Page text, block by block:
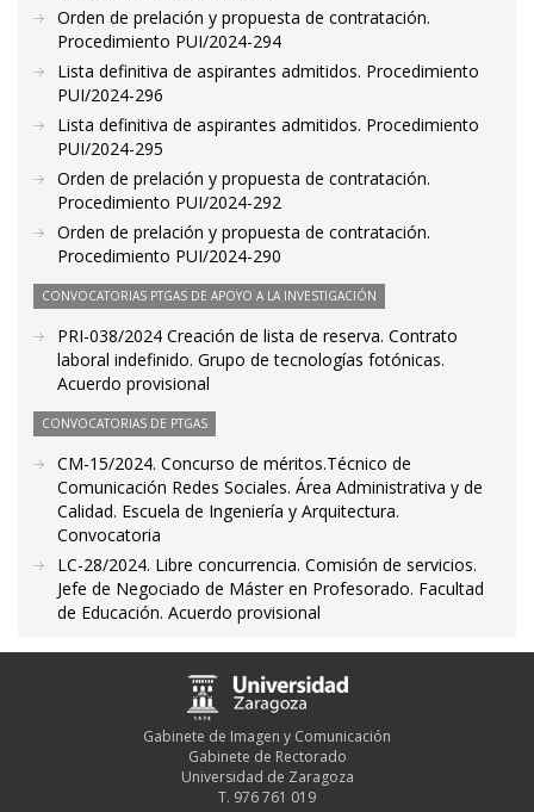
Orden de prelación y propuesta de contratación.
Procedimiento PUI/2024-294
Lista definitiva de aspirantes admitidos. Procedimiento
PUI/2024-296
Lista definitiva de aspirantes admitidos. Procedimiento
PUI/2024-295
Orden de prelación y propuesta de contratación.
Procedimiento PUI/2024-292
Orden de prelación y propuesta de contratación.
Procedimiento PUI/2024-290
CONVOCATORIAS PTGAS DE APOYO A LA INVESTIGACIÓN
PRI-038/2024 Creación de lista de reserva. Contrato
laboral indefinido. Grupo de tecnologías fotónicas.
Acuerdo provisional
CONVOCATORIAS DE PTGAS
CM-15/2024. Concurso de méritos.Técnico de
Comunicación Redes Sociales. Área Administrativa y de
Calidad. Escuela de Ingeniería y Arquitectura.
Convocatoria
LC-28/2024. Libre concurrencia. Comisión de servicios.
Jefe de Negociado de Máster en Profesorado. Facultad
de Educación. Acuerdo provisional
Gabinete de Imagen y Comunicación
Gabinete de Rectorado
Universidad de Zaragoza
T. 976 761 019